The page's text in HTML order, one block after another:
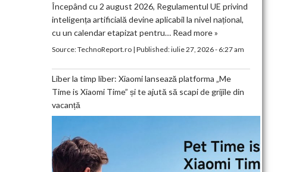
Începând cu 2 august 2026, Regulamentul UE privind
inteligența artificială devine aplicabil la nivel național,
cu un calendar etapizat pentru… Read more »
Source:TechnoReport.ro| Published:iulie 27, 2026 - 6:27 am
Liber la timp liber: Xiaomi lansează platforma „Me
Time is Xiaomi Time” și te ajută să scapi de grijile din
vacanță